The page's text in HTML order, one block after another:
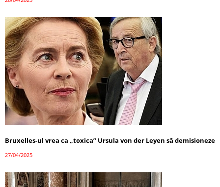
Bruxelles-ul vrea ca „toxica” Ursula von der Leyen să demisioneze
27/04/2025